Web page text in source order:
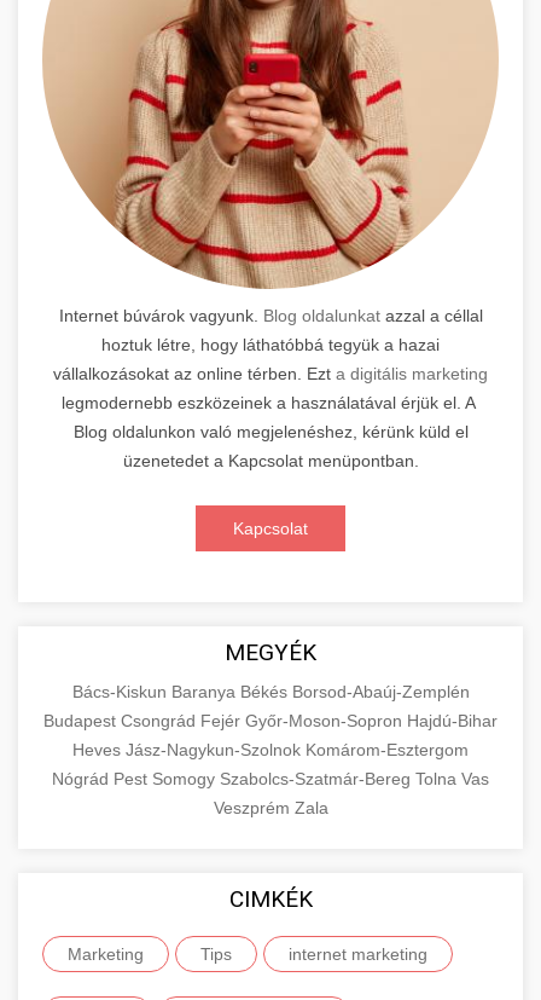
Internet búvárok vagyunk. Blog oldalunkatazzal a céllal
hoztuk létre, hogy láthatóbbá tegyük a hazai
vállalkozásokat az online térben. Ezt a digitális marketing
legmodernebb eszközeinek a használatával érjük el. A
Blog oldalunkon való megjelenéshez, kérünk küld el
üzenetedet a Kapcsolat menüpontban.
Kapcsolat
MEGYÉK
Bács-Kiskun Baranya Békés Borsod-Abaúj-Zemplén
Budapest Csongrád Fejér Győr-Moson-Sopron Hajdú-Bihar
Heves Jász-Nagykun-Szolnok Komárom-Esztergom
Nógrád Pest Somogy Szabolcs-Szatmár-Bereg Tolna Vas
Veszprém Zala
CIMKÉK
Marketing Tips internet marketing